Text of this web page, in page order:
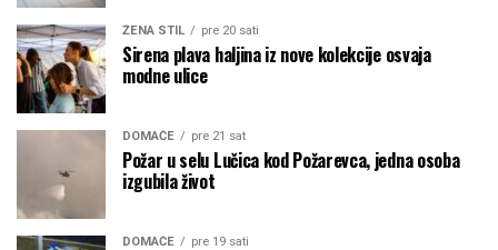
ŽENA STIL pre 20 sati
Sirena plava haljina iz nove kolekcije osvaja
modne ulice
DOMAĆE pre 21 sat
Požar u selu Lučica kod Požarevca, jedna osoba
izgubila život
DOMAĆE pre 19 sati